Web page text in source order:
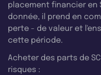
placement financier en
donnée, il prend en
perte - de valeur et
cette période.
Acheter des parts de
risques :